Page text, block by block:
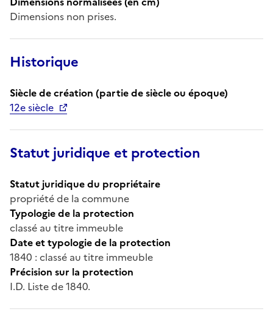
Dimensions non prises.
Historique
Siècle de création (partie de siècle ou époque)
12e siècle
Statut juridique et protection
Statut juridique du propriétaire
propriété de la commune
Typologie de la protection
classé au titre immeuble
Date et typologie de la protection
1840 : classé au titre immeuble
Précision sur la protection
I.D. Liste de 1840.